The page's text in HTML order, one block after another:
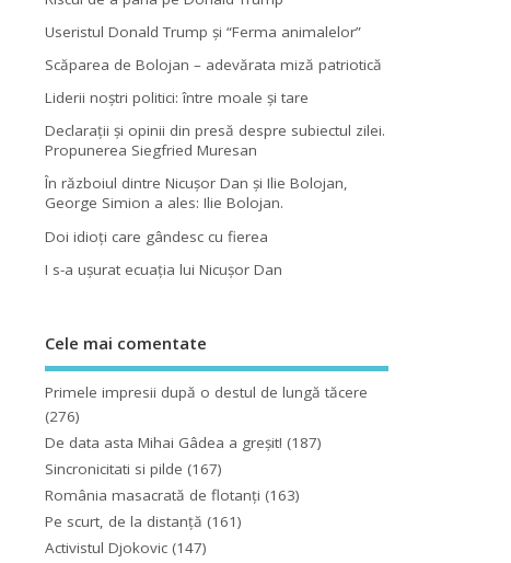
Useristul Donald Trump şi “Ferma animalelor”
Scăparea de Bolojan – adevărata miză patriotică
Liderii noştri politici: între moale şi tare
Declaraţii şi opinii din presă despre subiectul zilei.
Propunerea Siegfried Muresan
În războiul dintre Nicuşor Dan şi Ilie Bolojan,
George Simion a ales: Ilie Bolojan.
Doi idioţi care gândesc cu fierea
I s-a uşurat ecuaţia lui Nicuşor Dan
Cele mai comentate
Primele impresii după o destul de lungă tăcere
(276)
De data asta Mihai Gâdea a greşit! (187)
Sincronicitati si pilde (167)
România masacrată de flotanţi (163)
Pe scurt, de la distanță (161)
Activistul Djokovic (147)